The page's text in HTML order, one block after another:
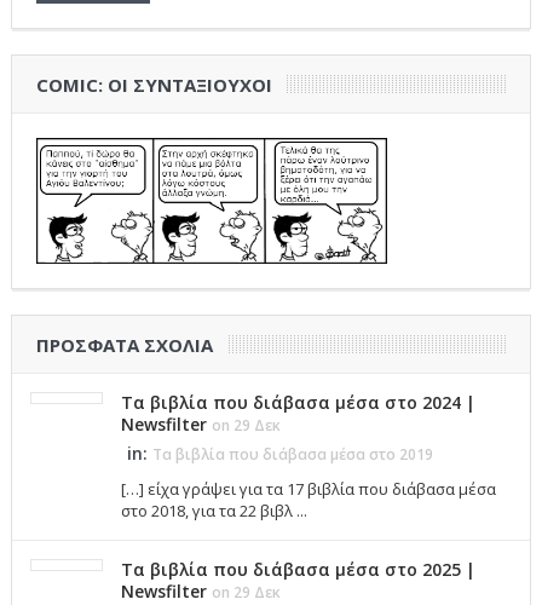
COMIC: ΟΙ ΣΥΝΤΑΞΙΟΎΧΟΙ
ΠΡΌΣΦΑΤΑ ΣΧΌΛΙΑ
Τα βιβλία που διάβασα μέσα στο 2024 |
Newsfilter on 29 Δεκ
in: Τα βιβλία που διάβασα μέσα στο 2019
[…] είχα γράψει για τα 17 βιβλία που διάβασα μέσα
στο 2018, για τα 22 βιβλ ...
Τα βιβλία που διάβασα μέσα στο 2025 |
Newsfilter on 29 Δεκ